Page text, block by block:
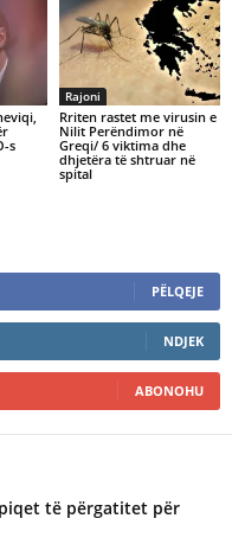
s
Rajoni
Rriten rastet me virusin e
Nilit Perëndimor në
Greqi/ 6 viktima dhe
dhjetëra të shtruar në
spital
PËLQEJE
NDJEK
ABONOHU
të përgatitet për